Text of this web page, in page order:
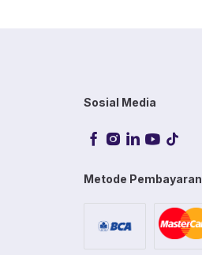
Sosial Media
Metode Pembayaran